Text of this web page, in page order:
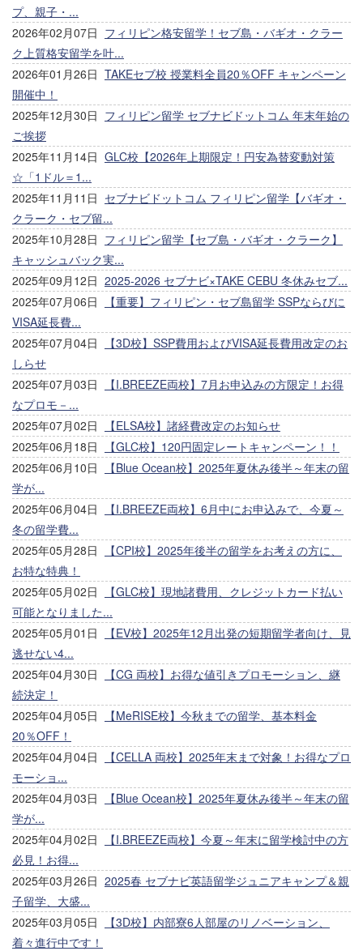
プ、親子・...
2026年02月07日 フィリピン格安留学！セブ島・バギオ・クラー
ク上質格安留学を叶...
2026年01月26日 TAKEセブ校 授業料全員20％OFF キャンペーン
開催中！
2025年12月30日 フィリピン留学 セブナビドットコム 年末年始の
ご挨拶
2025年11月14日 GLC校【2026年上期限定！円安為替変動対策
☆「1ドル＝1...
2025年11月11日 セブナビドットコム フィリピン留学【バギオ・
クラーク・セブ留...
2025年10月28日 フィリピン留学【セブ島・バギオ・クラーク】
キャッシュバック実...
2025年09月12日 2025-2026 セブナビ×TAKE CEBU 冬休みセブ...
2025年07月06日
【重要】フィリピン・セブ島留学 SSPならびに
VISA延長費...
2025年07月04日
【3D校】SSP費用およびVISA延長費用改定のお
しらせ
2025年07月03日
【I.BREEZE両校】7月お申込みの方限定！お得
なプロモ－...
2025年07月02日
【ELSA校】諸経費改定のお知らせ
2025年06月18日
【GLC校】120円固定レートキャンペーン！！
2025年06月10日
【Blue Ocean校】2025年夏休み後半～年末の留
学が...
2025年06月04日
【I.BREEZE両校】6月中にお申込みで、今夏～
冬の留学費...
2025年05月28日
【CPI校】2025年後半の留学をお考えの方に、
お特な特典！
2025年05月02日
【GLC校】現地諸費用、クレジットカード払い
可能となりました...
2025年05月01日
【EV校】2025年12月出発の短期留学者向け、見
逃せない4...
2025年04月30日
【CG 両校】お得な値引きプロモーション、継
続決定！
2025年04月05日
【MeRISE校】今秋までの留学、基本料金
20％OFF！
2025年04月04日
【CELLA 両校】2025年末まで対象！お得なプロ
モーショ...
2025年04月03日
【Blue Ocean校】2025年夏休み後半～年末の留
学が...
2025年04月02日
【I.BREEZE両校】今夏～年末に留学検討中の方
必見！お得...
2025年03月26日 2025春 セブナビ英語留学ジュニアキャンプ＆親
子留学、大盛...
2025年03月05日
【3D校】内部寮6人部屋のリノベーション、
着々進行中です！